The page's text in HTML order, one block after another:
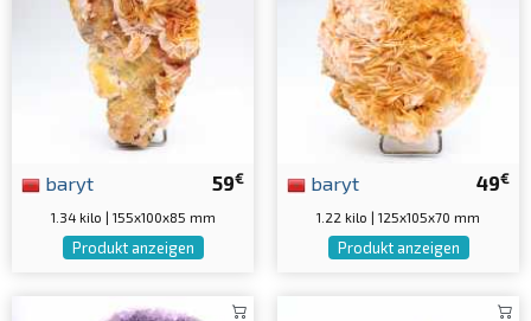
59€
baryt
1.34 kilo | 155x100x85 mm
Produkt anzeigen
49€
baryt
1.22 kilo | 125x105x70 mm
Produkt anzeigen